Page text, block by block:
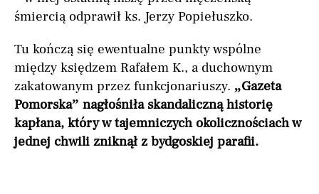
śmiercią odprawił ks. Jerzy Popiełuszko.
Tu kończą się ewentualne punkty wspólne
między księdzem Rafałem K., a duchownym
zakatowanym przez funkcjonariuszy. „Gazeta
Pomorska” nagłośniła skandaliczną historię
kapłana, który w tajemniczych okolicznościach w
jednej chwili zniknął z bydgoskiej parafii.